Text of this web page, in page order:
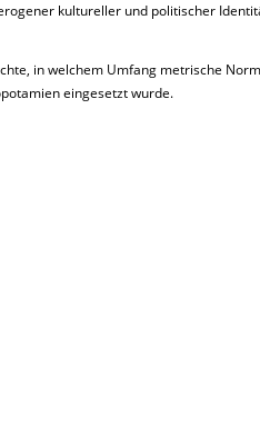
kultureller und politischer
in welchem Umfang metrische
eingesetzt wurde.